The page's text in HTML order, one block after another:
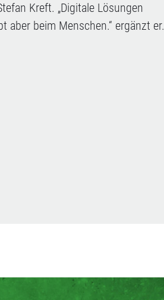
Kreft. „Digitale Lösungen
beim Menschen.“ ergänzt er.